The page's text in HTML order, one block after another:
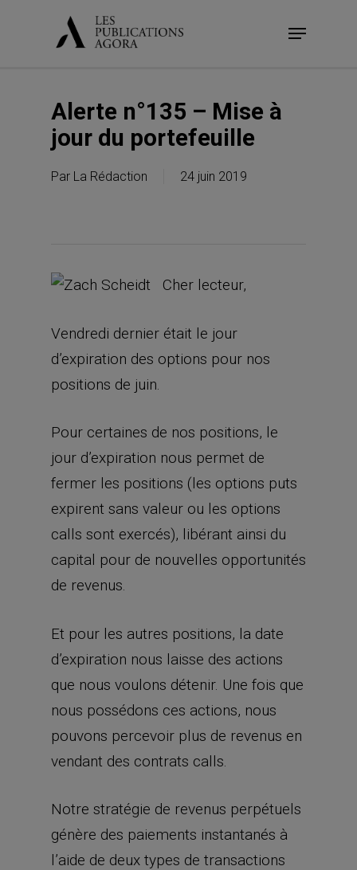
Menu
Alerte n°135 – Mise à
jour du portefeuille
Par La Rédaction 24 juin 2019
Cher lecteur,
Vendredi dernier était le jour
d’expiration des options pour nos
positions de juin.
Pour certaines de nos positions, le
jour d’expiration nous permet de
fermer les positions (les options puts
expirent sans valeur ou les options
calls sont exercés), libérant ainsi du
capital pour de nouvelles opportunités
de revenus.
Et pour les autres positions, la date
d’expiration nous laisse des actions
que nous voulons détenir. Une fois que
nous possédons ces actions, nous
pouvons percevoir plus de revenus en
vendant des contrats calls.
Notre stratégie de revenus perpétuels
génère des paiements instantanés à
l’aide de deux types de transactions